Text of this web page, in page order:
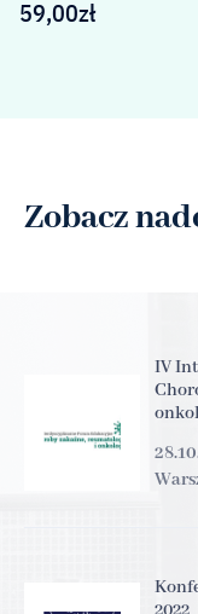
59,00zł
Zobacz
IV